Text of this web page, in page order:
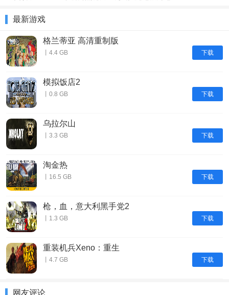
最新游戏
下载
格兰蒂亚 高清重制版
丨4.4 GB
下载
模拟饭店2
丨0.8 GB
下载
乌拉尔山
丨3.3 GB
下载
淘金热
丨16.5 GB
下载
枪，血，意大利黑手党2
丨1.3 GB
下载
重装机兵Xeno：重生
丨4.7 GB
网友评论